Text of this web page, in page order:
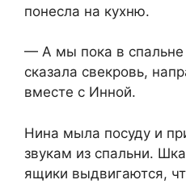
понесла на кухню.
— А мы пока в
сказала свекровь,
вместе с Инной.
Нина мыла посуду и
звукам из спальни.
ящики выдвигаются,